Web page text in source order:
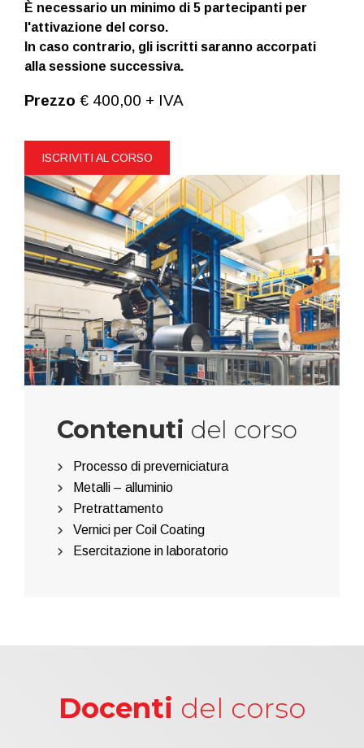
È necessario un minimo di 5 partecipanti per
l'attivazione del corso.
In caso contrario, gli iscritti saranno accorpati
alla sessione successiva.
Prezzo € 400,00 + IVA
ISCRIVITI AL CORSO
Contenuti del corso
Processo di preverniciatura
Metalli – alluminio
Pretrattamento
Vernici per Coil Coating
Esercitazione in laboratorio
Docenti del corso